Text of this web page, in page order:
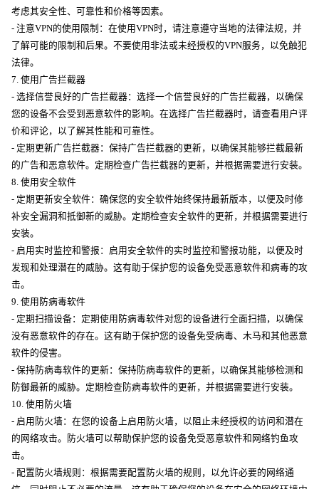
考虑其安全性、可靠性和价格等因素。
- 注意VPN的使用限制：在使用VPN时，请注意遵守当地的法律法规，并
了解可能的限制和后果。不要使用非法或未经授权的VPN服务，以免触犯
法律。
7. 使用广告拦截器
- 选择信誉良好的广告拦截器：选择一个信誉良好的广告拦截器，以确保
您的设备不会受到恶意软件的影响。在选择广告拦截器时，请查看用户评
价和评论，以了解其性能和可靠性。
- 定期更新广告拦截器：保持广告拦截器的更新，以确保其能够拦截最新
的广告和恶意软件。定期检查广告拦截器的更新，并根据需要进行安装。
8. 使用安全软件
- 定期更新安全软件：确保您的安全软件始终保持最新版本，以便及时修
补安全漏洞和抵御新的威胁。定期检查安全软件的更新，并根据需要进行
安装。
- 启用实时监控和警报：启用安全软件的实时监控和警报功能，以便及时
发现和处理潜在的威胁。这有助于保护您的设备免受恶意软件和病毒的攻
击。
9. 使用防病毒软件
- 定期扫描设备：定期使用防病毒软件对您的设备进行全面扫描，以确保
没有恶意软件的存在。这有助于保护您的设备免受病毒、木马和其他恶意
软件的侵害。
- 保持防病毒软件的更新：保持防病毒软件的更新，以确保其能够检测和
防御最新的威胁。定期检查防病毒软件的更新，并根据需要进行安装。
10. 使用防火墙
- 启用防火墙：在您的设备上启用防火墙，以阻止未经授权的访问和潜在
的网络攻击。防火墙可以帮助保护您的设备免受恶意软件和网络钓鱼攻
击。
- 配置防火墙规则：根据需要配置防火墙的规则，以允许必要的网络通